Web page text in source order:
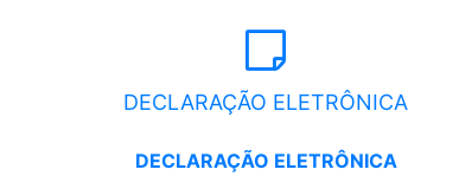
DECLARAÇÃO ELETRÔNICA
DECLARAÇÃO ELETRÔNICA